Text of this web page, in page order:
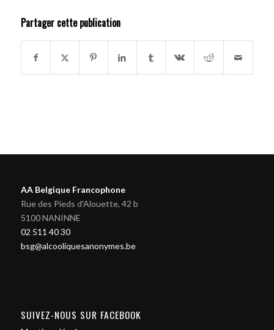
Partager cette publication
AA Belgique Francophone
Rue des Pieds d'Alouette, 42 b
5100 NANINNE
02 511 40 30
bsg@alcooliquesanonymes.be
SUIVEZ-NOUS SUR FACEBOOK